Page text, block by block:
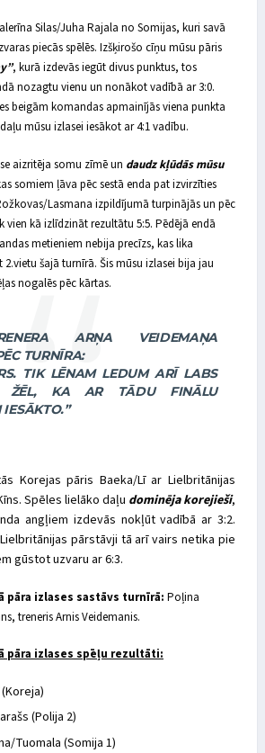
Silas/Juha Rajala no Somijas, kuri savā
piecās spēlēs. Izšķirošo cīņu mūsu pāris
, kurā izdevās iegūt divus punktus, tos
nozagtu vienu un nonākot vadībā ar 3:0.
beigām komandas apmainījās viena punkta
mūsu izlasei iesākot ar 4:1 vadību.
aizritēja somu zīmē un daudz kļūdās mūsu
somiem ļāva pēc sestā enda pat izvirzīties
Lasmana izpildījumā turpinājās un pēc
vien kā izlīdzināt rezultātu 5:5. Pēdējā endā
metieniem nebija precīzs, kas lika
šajā turnīrā. Šis mūsu izlasei bija jau
nogalēs pēc kārtas.
ARŅA VEIDEMAŅA
TURNĪRA:
TIK LĒNAM LEDUM ARĪ LABS
ŽĒL, KA AR TĀDU FINĀLU
Korejas pāris Baeka/Lī ar Lielbritānijas
Spēles lielāko daļu dominēja korejieši,
angļiem izdevās nokļūt vadībā ar 3:2.
pārstāvji tā arī vairs netika pie
gūstot uzvaru ar 6:3.
pāra izlases sastāvs turnīrā: Poļina
treneris Arnis Veidemanis.
pāra izlases spēļu rezultāti:
(Polija 2)
Tuomala (Somija 1)